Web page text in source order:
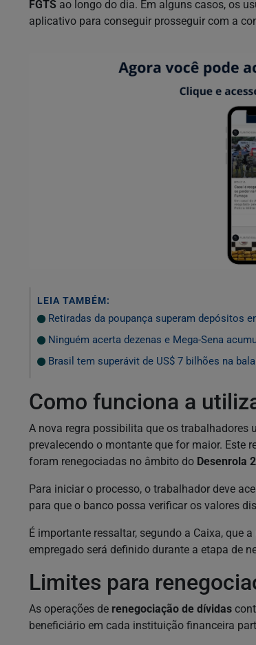
FGTS ao longo do dia. Em alguns casos, os
aplicativo para conseguir prosseguir com a
LEIA TAMBÉM:
Retiradas da poupança superam depósitos
Ninguém acerta dezenas e Mega-Sena
Brasil tem superávit de US$ 7 bilhões na
Como funciona a
A nova regra possibilita que os trabalhadores
prevalecendo o montante que for maior. Este
foram renegociadas no âmbito do Desenrola
Para iniciar o processo, o trabalhador deve
para que o banco possa verificar os valores
É importante ressaltar, segundo a Caixa, que
empregado será definido durante a etapa de
Limites para
As operações de renegociação de dívidas
beneficiário em cada instituição financeira